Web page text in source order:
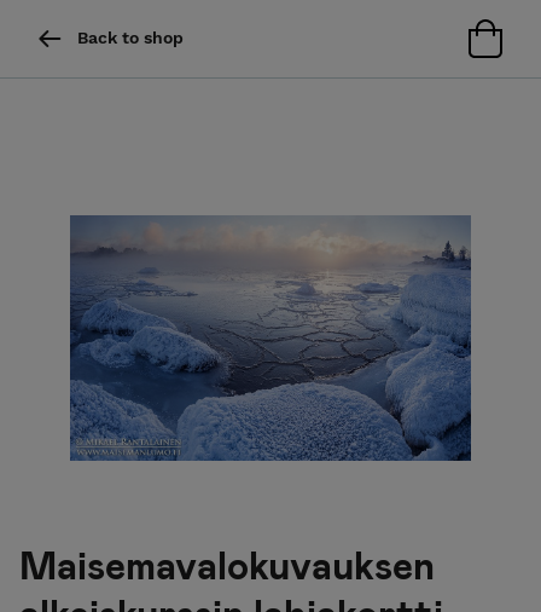
Back to shop
Maisemavalokuvauksen